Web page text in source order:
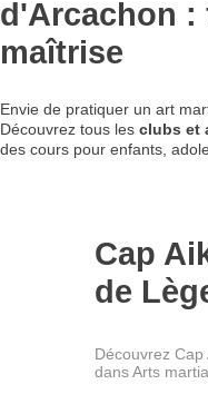
d'Arcachon :
maîtrise
Envie de pratiquer un art
Découvrez tous les clubs et
des cours pour enfants,
Cap
de
Découvrez Cap
dans Arts